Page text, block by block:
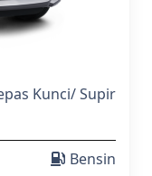
Kunci/Supir
Bensin